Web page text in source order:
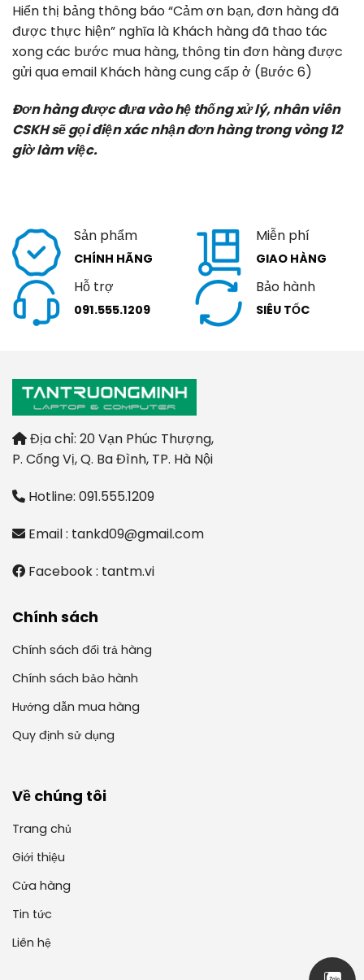
Hiển thị bảng thông báo “Cảm ơn bạn, đơn hàng đã
được thực hiện” nghĩa là Khách hàng đã thao tác
xong các bước mua hàng, thông tin đơn hàng được
gửi qua email Khách hàng cung cấp ở (Bước 6)
Đơn hàng được đưa vào hệ thống xử lý, nhân viên
CSKH sẽ gọi điện xác nhận đơn hàng trong vòng 12
giờ làm việc.
Sản phẩm
CHÍNH HÃNG
Miễn phí
GIAO HÀNG
Hỗ trợ
091.555.1209
Bảo hành
SIÊU TỐC
Địa chỉ: 20 Vạn Phúc Thượng,
P. Cống Vị, Q. Ba Đình, TP. Hà Nội
Hotline: 091.555.1209
Email : tankd09@gmail.com
Facebook : tantm.vi
Chính sách
Chính sách đổi trả hàng
Chính sách bảo hành
Hướng dẫn mua hàng
Quy định sử dụng
Về chúng tôi
Trang chủ
Giới thiệu
Cửa hàng
Tin tức
Liên hệ